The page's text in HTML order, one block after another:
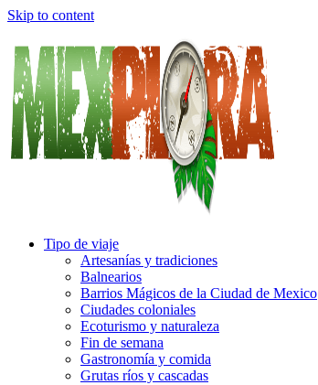
Skip to content
Tipo de viaje
Artesanías y tradiciones
Balnearios
Barrios Mágicos de la Ciudad de Mexico
Ciudades coloniales
Ecoturismo y naturaleza
Fin de semana
Gastronomía y comida
Grutas ríos y cascadas